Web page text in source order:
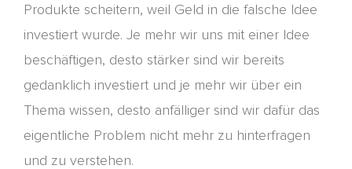
Produkte scheitern, weil Geld in die falsche Idee
investiert wurde. Je mehr wir uns mit einer Idee
beschäftigen, desto stärker sind wir bereits
gedanklich investiert und je mehr wir über ein
Thema wissen, desto anfälliger sind wir dafür das
eigentliche Problem nicht mehr zu hinterfragen
und zu verstehen.